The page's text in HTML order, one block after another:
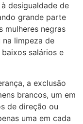
desigualdade de
grande parte
mulheres negras
limpeza de
salários e
a exclusão
brancos, um em
de direção ou
uma em cada